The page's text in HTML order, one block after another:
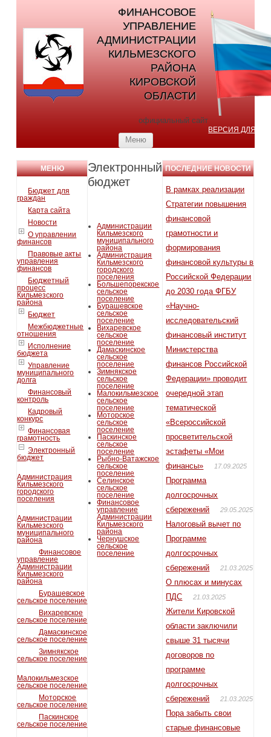
ФИНАНСОВОЕ
УПРАВЛЕНИЕ
АДМИНИСТРАЦИИ
КИЛЬМЕЗСКОГО
РАЙОНА
КИРОВСКОЙ
ОБЛАСТИ
официальный сайт
ВЕРСИЯ ДЛЯ
Меню
Перейти к содержимому
МЕНЮ
Бюджет для
граждан
Карта сайта
Новости
О управлении
финансов
Правовые акты
управления
финансов
Бюджетный
процесс
Кильмезского
района
Бюджет
Межбюджетные
отношения
Исполнение
бюджета
Управление
муниципального
долга
Финансовый
контроль
Кадровый
конкурс
Финансовая
грамотность
Электронный
бюджет
Администрация
Кильмезского
городского
поселения
Администрации
Кильмезского
муниципального
района
Финансовое
управление
Администрации
Кильмезского
района
Бурашевское
сельское поселение
Вихаревское
сельское поселение
Дамаскинское
сельское поселение
Зимнякское
сельское поселение
Малокильмезское
сельское поселение
Моторское
сельское поселение
Паскинское
сельское поселение
Электронный
бюджет
Администрации
Кильмезского
муниципального
района
Администрация
Кильмезского
городского
поселения
Большепорекское
сельское
поселение
Бурашевское
сельское
поселение
Вихаревское
сельское
поселение
Дамаскинское
сельское
поселение
Зимнякское
сельское
поселение
Малокильмезское
сельское
поселение
Моторское
сельское
поселение
Паскинское
сельское
поселение
Рыбно-Ватажское
сельское
поселение
Селинское
сельское
поселение
Финансовое
управление
Администрации
Кильмезского
района
Чернушское
сельское
поселение
ПОСЛЕДНИЕ НОВОСТИ
В рамках реализации
Стратегии повышения
финансовой
грамотности и
формирования
финансовой культуры в
Российской Федерации
до 2030 года ФГБУ
«Научно-
исследовательский
финансовый институт
Министерства
финансов Российской
Федерации» проводит
очередной этап
тематической
«Всероссийской
просветительской
эстафеты «Мои
финансы»
17.09.2025
Программа
долгосрочных
сбережений
29.05.2025
Налоговый вычет по
Программе
долгосрочных
сбережений
21.03.2025
О плюсах и минусах
ПДС
21.03.2025
Жители Кировской
области заключили
свыше 31 тысячи
договоров по
программе
долгосрочных
сбережений
21.03.2025
Пора забыть свои
старые финансовые